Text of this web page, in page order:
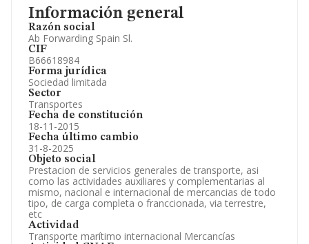
Información general
Razón social
Ab Forwarding Spain Sl.
CIF
B66618984
Forma jurídica
Sociedad limitada
Sector
Transportes
Fecha de constitución
18-11-2015
Fecha último cambio
31-8-2025
Objeto social
Prestacion de servicios generales de transporte, asi
como las actividades auxiliares y complementarias al
mismo, nacional e internacional de mercancias de todo
tipo, de carga completa o franccionada, via terrestre,
etc
Actividad
Transporte marítimo internacional Mercancías
Información oficial y registral complementaria.